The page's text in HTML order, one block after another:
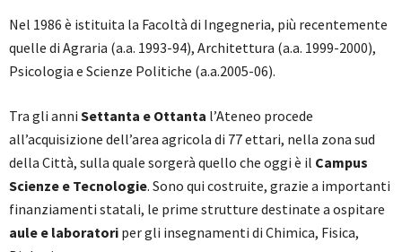
Nel 1986 è istituita la Facoltà di Ingegneria, più recentemente
quelle di Agraria (a.a. 1993-94), Architettura (a.a. 1999-2000),
Psicologia e Scienze Politiche (a.a.2005-06).
Tra gli anni Settanta e Ottanta l’Ateneo procede
all’acquisizione dell’area agricola di 77 ettari, nella zona sud
della Città, sulla quale sorgerà quello che oggi è il Campus
Scienze e Tecnologie. Sono qui costruite, grazie a importanti
finanziamenti statali, le prime strutture destinate a ospitare
aule e laboratori per gli insegnamenti di Chimica, Fisica,